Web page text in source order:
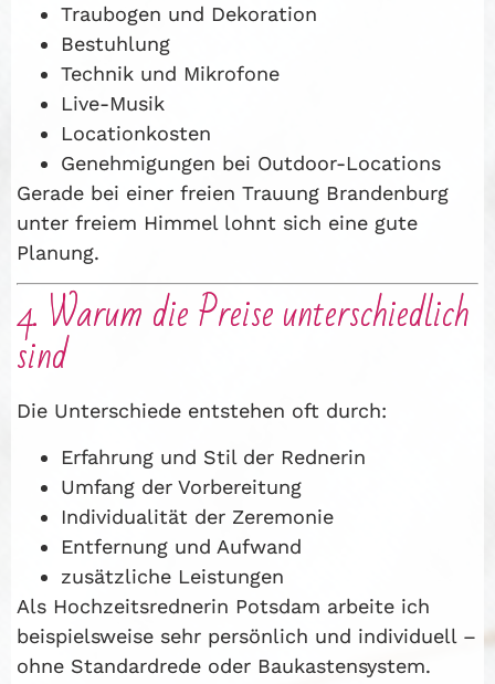
Traubogen und Dekoration
Bestuhlung
Technik und Mikrofone
Live-Musik
Locationkosten
Genehmigungen bei Outdoor-Locations
Gerade bei einer freien Trauung Brandenburg
unter freiem Himmel lohnt sich eine gute
Planung.
4. Warum die Preise unterschiedlich
sind
Die Unterschiede entstehen oft durch:
Erfahrung und Stil der Rednerin
Umfang der Vorbereitung
Individualität der Zeremonie
Entfernung und Aufwand
zusätzliche Leistungen
Als Hochzeitsrednerin Potsdam arbeite ich
beispielsweise sehr persönlich und individuell –
ohne Standardrede oder Baukastensystem.